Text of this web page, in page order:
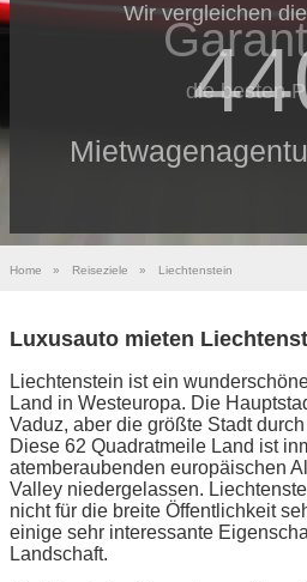
Wir vergleichen
die besten
Home » Reiseziele » Liechtenstein
Luxusauto mieten
Liechtenstein ist ein
Land in Westeuropa. Die
Vaduz, aber die größte Stadt
Diese 62 Quadratmeile Land ist
atemberaubenden europäischen
Valley niedergelassen.
nicht für die breite Öffentlichkeit
einige sehr interessante
Landschaft.